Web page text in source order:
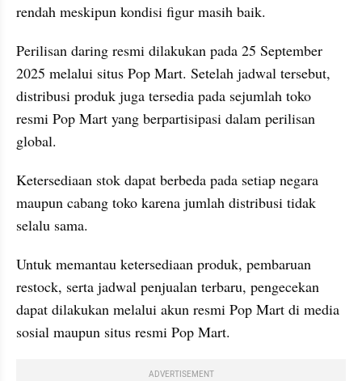
rendah meskipun kondisi figur masih baik.
Perilisan daring resmi dilakukan pada 25 September
2025 melalui situs Pop Mart. Setelah jadwal tersebut,
distribusi produk juga tersedia pada sejumlah toko
resmi Pop Mart yang berpartisipasi dalam perilisan
global.
Ketersediaan stok dapat berbeda pada setiap negara
maupun cabang toko karena jumlah distribusi tidak
selalu sama.
Untuk memantau ketersediaan produk, pembaruan
restock, serta jadwal penjualan terbaru, pengecekan
dapat dilakukan melalui akun resmi Pop Mart di media
sosial maupun situs resmi Pop Mart.
ADVERTISEMENT